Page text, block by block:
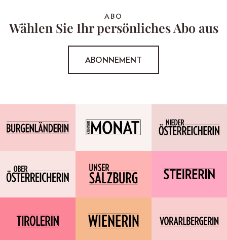
ABO
Wählen Sie Ihr persönliches Abo aus
ABONNEMENT